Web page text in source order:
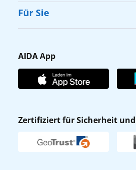
Cruise & Help
Karriere
Affiliateprogramm
Verhaltens- & Ethikkodex
Newsletter
Für Sie
Gästefragebogen
AIDA Club
AIDA App
Zertifiziert für Sicherheit